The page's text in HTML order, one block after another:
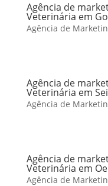
Agência de
Veterinária em
Agência de
Agência de
Veterinária em
Agência de
Agência de
Veterinária em
Agência de